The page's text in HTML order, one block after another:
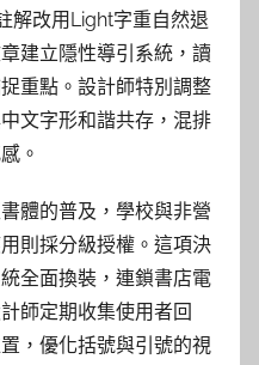
解改用Light字重自然退
建立隱性導引系統，讀
重點。設計師特別調整
文字形和諧共存，混排
。
體的普及，學校與非營
則採分級授權。這項決
全面換裝，連鎖書店電
師定期收集使用者回
，優化括號與引號的視